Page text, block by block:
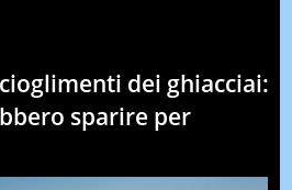
dei ghiacciai:
sparire per